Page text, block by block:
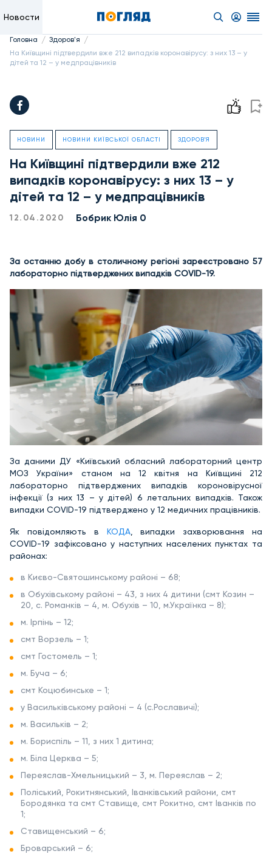
Новости
Головна / Здоров'я /
На Київщині підтвердили вже 212 випадків коронавірусу: з них 13 – у
дітей та 12 – у медпрацівників
НОВИНИ НОВИНИ КИЇВСЬКОЇ ОБЛАСТІ ЗДОРОВ'Я
На Київщині підтвердили вже 212
випадків коронавірусу: з них 13 – у
дітей та 12 – у медпрацівників
12.04.2020 Бобрик Юлія 0
За останню добу в столичному регіоні зареєстровано 57
лабораторно підтверджених випадків COVID-19.
За даними ДУ «Київський обласний лабораторний центр
МОЗ України» станом на 12 квітня на Київщині 212
лабораторно підтверджених випадків короновірусної
інфекції (з них 13 – у дітей) 6 летальних випадків. Також
випадки COVID-19 підтверджено у 12 медичних працівників.
Як повідомляють в КОДА, випадки захворювання на
CОVID-19 зафіксовано у наступних населених пунктах та
районах:
в Києво-Святошинському районі – 68;
в Обухівському районі – 43, з них 4 дитини (смт Козин –
20, с. Романків – 4, м. Обухів – 10, м.Українка – 8);
м. Ірпінь – 12;
смт Ворзель – 1;
смт Гостомель – 1;
м. Буча – 6;
смт Коцюбинське – 1;
у Васильківському районі – 4 (с.Рославичі);
м. Васильків – 2;
м. Бориспіль – 11, з них 1 дитина;
м. Біла Церква – 5;
Переяслав-Хмельницький – 3, м. Переяслав – 2;
Поліський, Рокитнянський, Іванківський райони, смт
Бородянка та смт Ставище, смт Рокитно, смт Іванків по
1;
Ставищенський – 6;
Броварський – 6;